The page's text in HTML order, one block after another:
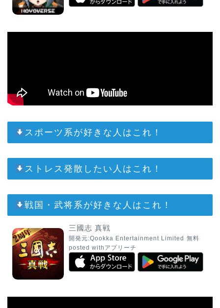
スポーツ系が好きな人はこれ！
ストレス発散したい人はこれ！
戦国・武将系が好きな人はこれ！
三國志 真戦
開発元:Qookka Entertainment Limited 無料
posted with アプリーチ